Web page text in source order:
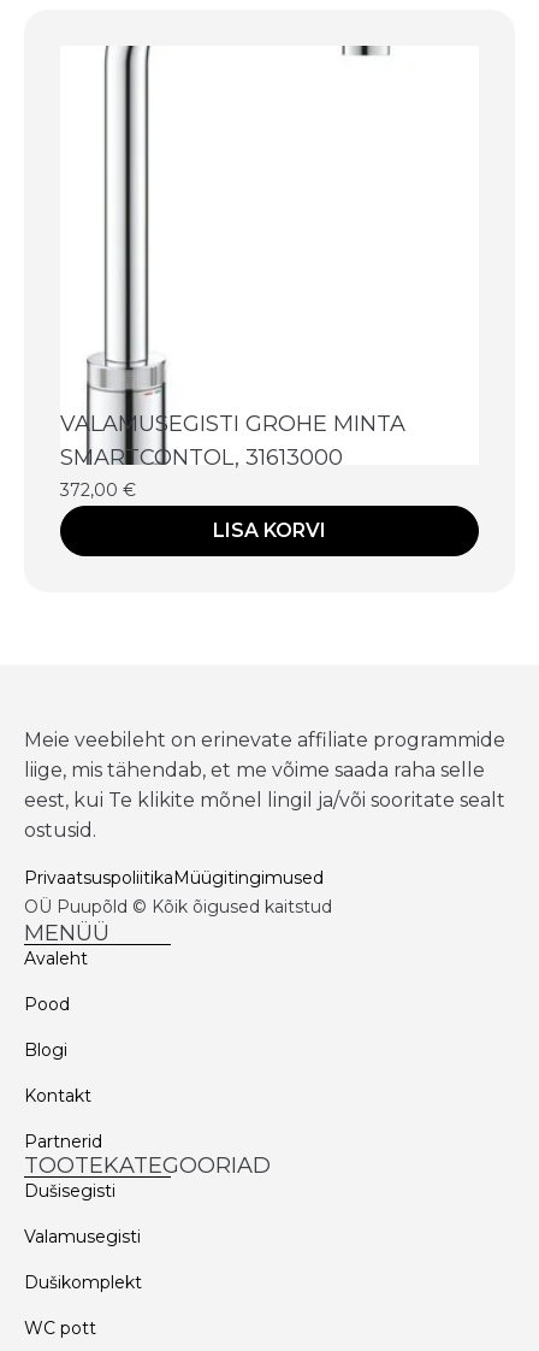
VALAMUSEGISTI GROHE MINTA
SMARTCONTOL, 31613000
372,00 €
LISA KORVI
Meie veebileht on erinevate affiliate programmide
liige, mis tähendab, et me võime saada raha selle
eest, kui Te klikite mõnel lingil ja/või sooritate sealt
ostusid.
PrivaatsuspoliitikaMüügitingimused
OÜ Puupõld © Kõik õigused kaitstud
MENÜÜ
Avaleht
Pood
Blogi
Kontakt
Partnerid
TOOTEKATEGOORIAD
Dušisegisti
Valamusegisti
Dušikomplekt
WC pott